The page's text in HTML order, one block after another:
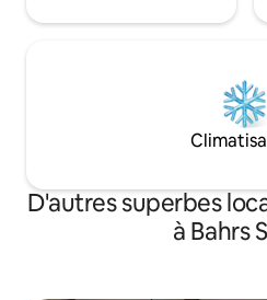
D'autres superbes
à Bahrs